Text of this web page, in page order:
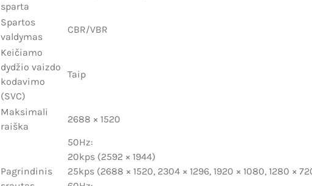
sparta
Spartos
valdymas
CBR/VBR
Keičiamo
dydžio vaizdo
kodavimo
(SVC)
Taip
Maksimali
raiška
2688 × 1520
Pagrindinis
50Hz:
20kps (2592 × 1944)
25kps (2688 × 1520, 2304 × 1296, 1920 × 1080, 1280 ×